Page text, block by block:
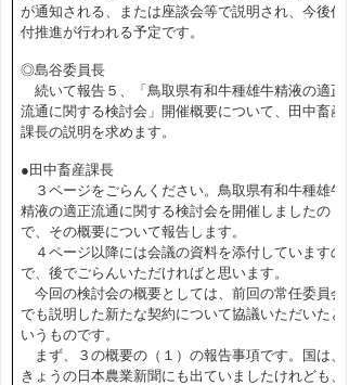
が通知される、または座談会等で説明され、今後作
付推進が行われる予定です。
◎島谷委員長
続いて報告５、「鳥取県有和牛種雄牛精液の適正
流通に関する検討会」開催概要について、田中畜産
課長の説明を求めます。
●田中畜産課長
３ページをごらんください。鳥取県有和牛種雄牛
精液の適正流通に関する検討会を開催しましたの
で、その概要について報告します。
４ページ以降には会議の資料を添付していますの
で、後でごらんいただければと思います。
今回の検討会の概要としては、前回の常任委員会
でも説明した新たな契約について協議いただいたと
いうものです。
まず、３の概要の（１）の報告事項です。国は、
きょうの日本農業新聞にも出ていましたけれども、